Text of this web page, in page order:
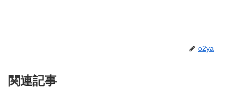
o2ya
関連記事